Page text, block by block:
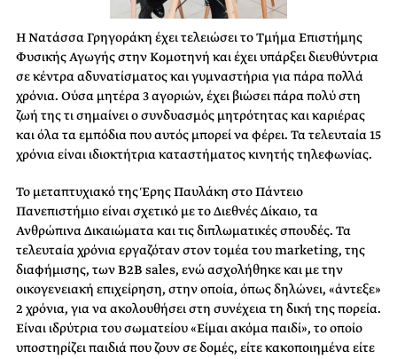
Η Νατάσσα Γρηγοράκη έχει τελειώσει το Τμήμα Επιστήμης
Φυσικής Αγωγής στην Κομοτηνή και έχει υπάρξει διευθύντρια
σε κέντρα αδυνατίσματος και γυμναστήρια για πάρα πολλά
χρόνια. Ούσα μητέρα 3 αγοριών, έχει βιώσει πάρα πολύ στη
ζωή της τι σημαίνει ο συνδυασμός μητρότητας και καριέρας
και όλα τα εμπόδια που αυτός μπορεί να φέρει. Τα τελευταία 15
χρόνια είναι ιδιοκτήτρια καταστήματος κινητής τηλεφωνίας.
Το μεταπτυχιακό της Έρης Παυλάκη στο Πάντειο
Πανεπιστήμιο είναι σχετικό με το Διεθνές Δίκαιο, τα
Ανθρώπινα Δικαιώματα και τις διπλωματικές σπουδές. Τα
τελευταία χρόνια εργαζόταν στον τομέα του marketing, της
διαφήμισης, των B2B sales, ενώ ασχολήθηκε και με την
οικογενειακή επιχείρηση, στην οποία, όπως δηλώνει, «άντεξε»
2 χρόνια, για να ακολουθήσει στη συνέχεια τη δική της πορεία.
Είναι ιδρύτρια του σωματείου «Είμαι ακόμα παιδί», το οποίο
υποστηρίζει παιδιά που ζουν σε δομές, είτε κακοποιημένα είτε